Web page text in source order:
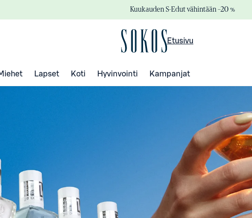
Kuukauden S-Edut vähintään –20 %
Etusivu
Lapset Koti Hyvinvointi Kampanjat